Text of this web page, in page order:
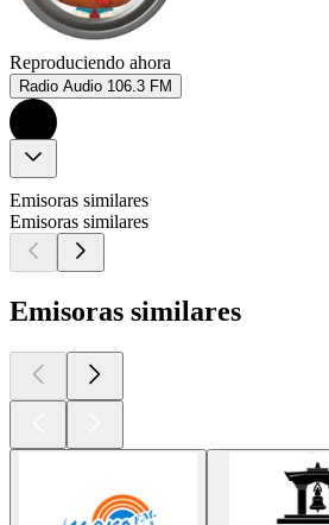
Reproduciendo ahora
Radio Audio 106.3 FM
Emisoras similares
Emisoras similares
Emisoras similares